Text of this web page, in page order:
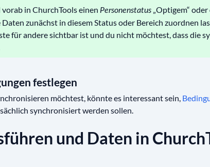
in ChurchTools einen Personenstatus„Optigem“ oder
Daten zunächst in diesem Status oder Bereich zuordnen
für andere sichtbar ist und du nicht möchtest, dass die
festlegen
möchtest, könnte es interessant sein,
synchronisiert werden sollen.
und Daten in